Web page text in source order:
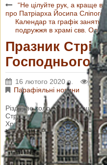
“Не цілуйте рук, а краще
про Патріарха Йосипа Сліпого
Календар та графік занять
подружжя в храмі свв.
Празник
Господнього
16 лютого 2020 р.
Парафіяльні новини
Різдвяне коло свят
Стрітення, який святкуємо 15
Христового Різдва. Цей
Христовим Різдвом, бо як у
пожертвуванні у святині
зустрічі Божої Дитини і Його
Симеоном і сам празник у